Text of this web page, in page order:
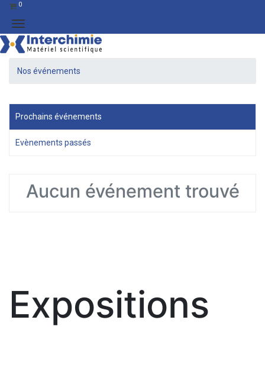
0
Nos événements
Prochains événements
Evènements passés
Aucun événement trouvé
Expositions